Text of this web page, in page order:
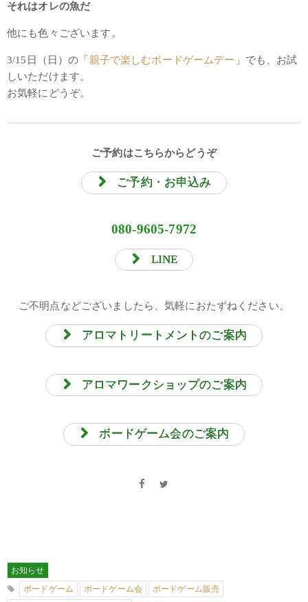
それはオレの魚だ
他にも色々ございます。
3/15日（日）の「 親子で楽しむボードゲームデー 」でも、お試
しいただけます。
お気軽にどうぞ。
ご予約はこちらからどうぞ
ご予約・お申込み
080-9605-7972
LINE
ご不明点などございましたら、気軽におたずねください。
アロマトリートメントのご案内
アロマワークショップのご案内
ボードゲーム会のご案内
お知らせ
ボードゲーム
ボードゲーム会 ボードゲーム販売